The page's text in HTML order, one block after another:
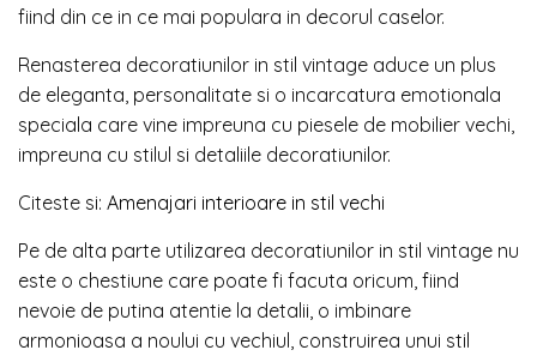
fiind din ce in ce mai populara in decorul caselor.
Renasterea decoratiunilor in stil vintage aduce un plus
de eleganta, personalitate si o incarcatura emotionala
speciala care vine impreuna cu piesele de mobilier vechi,
impreuna cu stilul si detaliile decoratiunilor.
Citeste si: Amenajari interioare in stil vechi
Pe de alta parte utilizarea decoratiunilor in stil vintage nu
este o chestiune care poate fi facuta oricum, fiind
nevoie de putina atentie la detalii, o imbinare
armonioasa a noului cu vechiul, construirea unui stil